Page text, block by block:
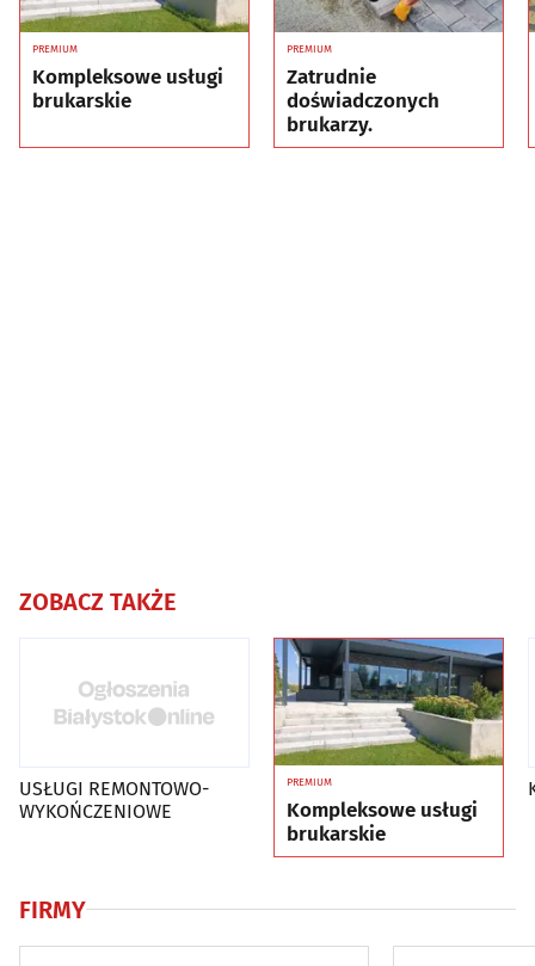
PREMIUM
Kompleksowe usługi
brukarskie
PREMIUM
Zatrudnie
doświadczonych
brukarzy.
ZOBACZ TAKŻE
USŁUGI REMONTOWO-
WYKOŃCZENIOWE
PREMIUM
Kompleksowe usługi
brukarskie
FIRMY